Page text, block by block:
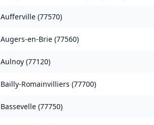
Aufferville (77570)
Augers-en-Brie (77560)
Aulnoy (77120)
Bailly-Romainvilliers (77700)
Bassevelle (77750)